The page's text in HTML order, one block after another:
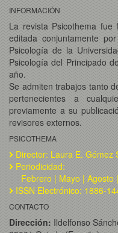
INFORMACIÓN
La revista Psicothema
editada conjuntamente
Psicología de la
Psicología del Principado
año.
Se admiten trabajos tanto
pertenecientes a
previamente a su
revisores externos.
PSICOTHEMA
Director: Laura E. Gómez
Periodicidad:
Febrero | Mayo | Agosto
ISSN Electrónico: 1886-
CONTACTO
Dirección: Ildelfonso